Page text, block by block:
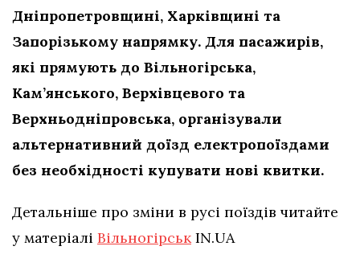
Дніпропетровщині, Харківщині та
Запорізькому напрямку. Для пасажирів,
які прямують до Вільногірська,
Кам’янського, Верхівцевого та
Верхньодніпровська, організували
альтернативний доїзд електропоїздами
без необхідності купувати нові квитки.
Детальніше про зміни в русі поїздів читайте
у матеріалі ВільногірськIN.UA